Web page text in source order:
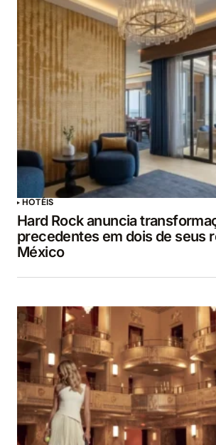
HOTÉIS
Hard Rock anuncia
precedentes em dois de seus
México